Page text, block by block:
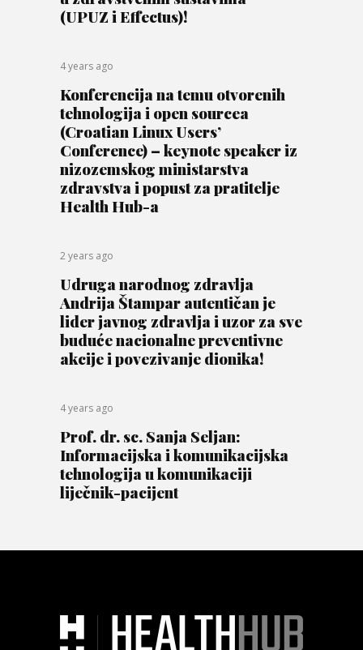
(UPUZ i Effectus)!
4 years ago
Konferencija na temu otvorenih
tehnologija i open sourcea
(Croatian Linux Users’
Conference) – keynote speaker iz
nizozemskog ministarstva
zdravstva i popust za pratitelje
Health Hub-a
2 years ago
Udruga narodnog zdravlja
Andrija Štampar autentičan je
lider javnog zdravlja i uzor za sve
buduće nacionalne preventivne
akcije i povezivanje dionika!
4 years ago
Prof. dr. sc. Sanja Seljan:
Informacijska i komunikacijska
tehnologija u komunikaciji
liječnik-pacijent